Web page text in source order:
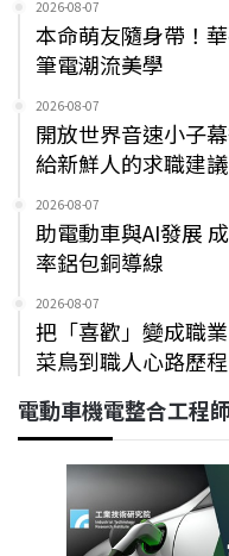
2026-08-07
本命萌友隨身帶！
筆電潮流美學
2026-08-07
開放世界音速小子
給新鮮人的求職建議
2026-08-07
助電動車與AI發展
率鋁包銅導線
2026-08-07
把「喜歡」變成職
菜鳥到職人心路歷程
電動車機電整合工程師